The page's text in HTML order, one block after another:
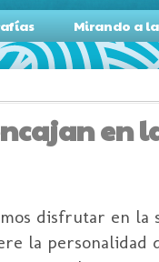
Mirando a
en
disfrutar en la
la